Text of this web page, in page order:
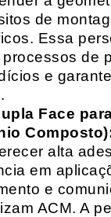
de
Essa
de
e
Face
alta
em
e
ACM. A